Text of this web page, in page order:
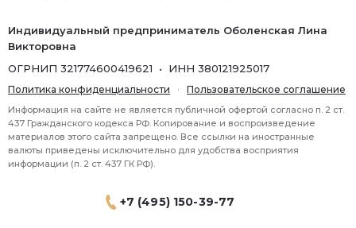
+7 (495) 150-39-77
Индивидуальный предприниматель Оболенская Лина
Викторовна
ОГРНИП 321774600419621 • ИНН 380121925017
Политика конфиденциальности · Пользовательское соглашение
Информация на сайте не является публичной офертой согласно п. 2 ст.
437 Гражданского кодекса РФ. Копирование и воспроизведение
материалов этого сайта запрещено. Все ссылки на иностранные
валюты приведены исключительно для удобства восприятия
информации (п. 2 ст. 437 ГК РФ).